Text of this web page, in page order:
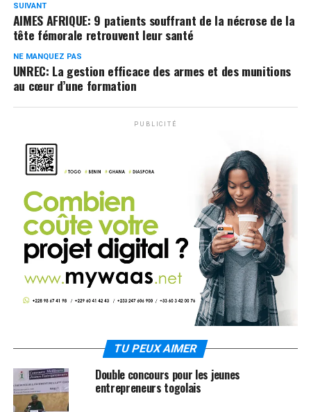
SUIVANT
AIMES AFRIQUE: 9 patients souffrant de la nécrose de la
tête fémorale retrouvent leur santé
NE MANQUEZ PAS
UNREC: La gestion efficace des armes et des munitions
au cœur d’une formation
PUBLICITÉ
TU PEUX AIMER
Double concours pour les jeunes
entrepreneurs togolais